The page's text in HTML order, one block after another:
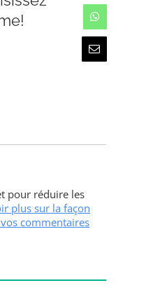
WhatsApp
Email
pour réduire les
plus sur la façon
commentaires